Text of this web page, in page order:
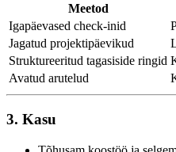
Meetod
Igapäevased check-inid
Jagatud projektipäevikud
Struktureeritud tagasiside ringid
Avatud arutelud
3. Kasu